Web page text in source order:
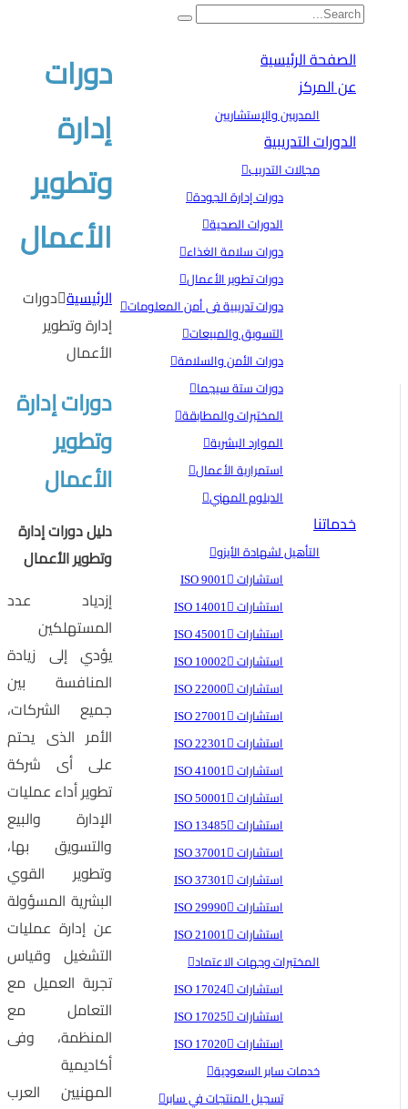
الصفحة الرئيسية
عن المركز
المدربين والإستشاريين
الدورات التدريبية
مجالات التدريب
دورات إدارة الجودة
الدورات الصحية
دورات سلامة الغذاء
دورات تطوير الأعمال
دورات تدريبية فى أمن المعلومات
التسويق والمبيعات
دورات الأمن والسلامة
دورات ستة سيجما
المختبرات والمطابقة
الموارد البشرية
استمرارية الأعمال
الدبلوم المهني
خدماتنا
التأهيل لشهادة الأيزو
استشارات ISO 9001
استشارات ISO 14001
استشارات ISO 45001
استشارات ISO 10002
استشارات ISO 22000
استشارات ISO 27001
استشارات ISO 22301
استشارات ISO 41001
استشارات ISO 50001
استشارات ISO 13485
استشارات ISO 37001
استشارات ISO 37301
استشارات ISO 29990
استشارات ISO 21001
المختبرات وجهات الاعتماد
استشارات ISO 17024
استشارات ISO 17025
استشارات ISO 17020
خدمات سابر السعودية
تسجيل المنتجات في سابر
دورات
إدارة
وتطوير
الأعمال
الرئيسية دورات
إدارة وتطوير
الأعمال
دورات إدارة
وتطوير
الأعمال
دليل دورات إدارة
وتطوير الأعمال
إزدياد عدد
المستهلكين
يؤدي إلى زيادة
المنافسة بين
جميع الشركات،
الأمر الذى يحتم
على أى شركة
تطوير أداء عمليات
الإدارة والبيع
والتسويق بها،
وتطوير القوي
البشرية المسؤولة
عن إدارة عمليات
التشغيل وقياس
تجربة العميل مع
التعامل مع
المنظمة، وفى
أكاديمية
المهنيين العرب